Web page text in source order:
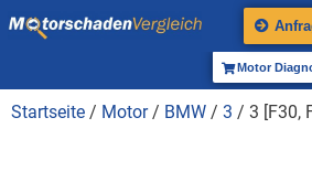
Motor
Startseite / Motor/ BMW / 3 / 3 [F30,